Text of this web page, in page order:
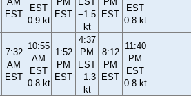
EST
EST
0.9 kt
EST −1.5
kt
EST
EST
0.8 kt
7:32
AM
EST
10:55
AM
EST
0.8 kt
1:52
PM
EST
4:37
PM
EST
−1.3
kt
8:12
PM
EST
11:40
PM
EST
0.8 kt